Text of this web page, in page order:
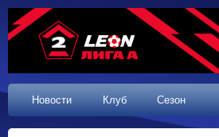
Новости Клуб Сезон